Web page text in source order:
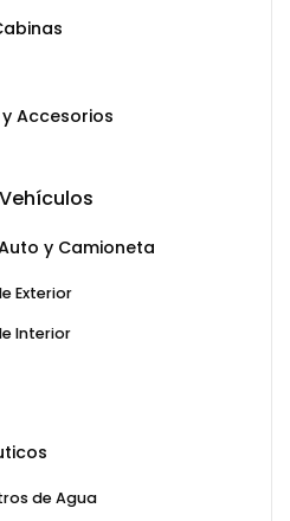
Accesorios
y Camioneta
Exterior
Interior
de Agua